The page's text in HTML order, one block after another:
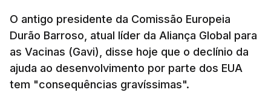
O antigo presidente da Comissão Europeia
Durão Barroso, atual líder da Aliança Global para
as Vacinas (Gavi), disse hoje que o declínio da
ajuda ao desenvolvimento por parte dos EUA
tem "consequências gravíssimas".